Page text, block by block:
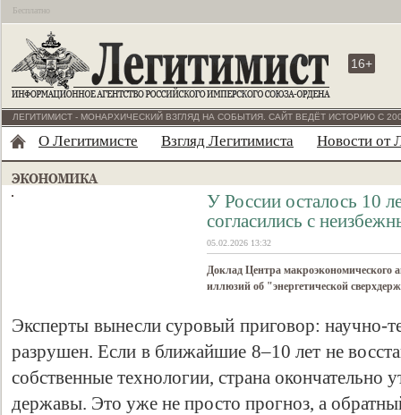
Бесплатно
16+
ЛЕГИТИМИСТ - МОНАРХИЧЕСКИЙ ВЗГЛЯД НА СОБЫТИЯ. САЙТ ВЕДЁТ ИСТОРИЮ С
О Легитимисте Взгляд Легитимиста Новости от
У России осталось 10
согласились с
05.02.2026 13:32
Доклад Центра
иллюзий об "энергетической
Эксперты вынесли суровый приговор: научно-
разрушен. Если в ближайшие 8–10 лет не
собственные технологии, страна окончательно
державы. Это уже не просто прогноз, а